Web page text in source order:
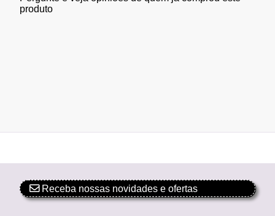
produto
Receba nossas novidades e ofertas